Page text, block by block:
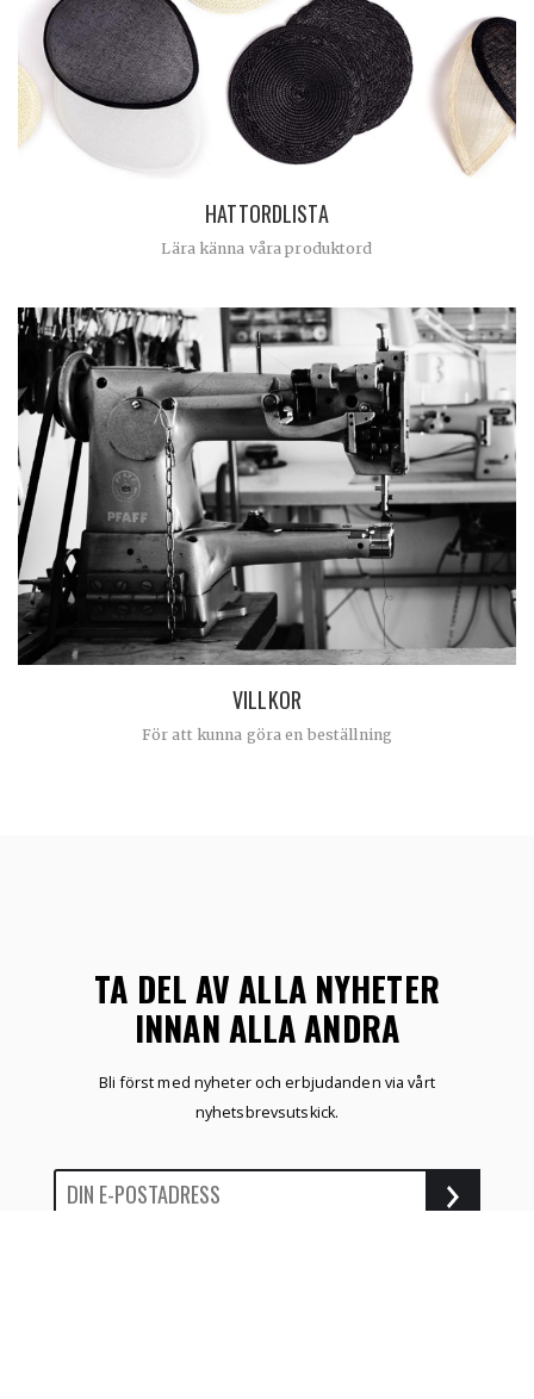
HATTORDLISTA
Lära känna våra produktord
VILLKOR
För att kunna göra en beställning
TA DEL AV ALLA NYHETER
INNAN ALLA ANDRA
Bli först med nyheter och erbjudanden via vårt
nyhetsbrevsutskick.